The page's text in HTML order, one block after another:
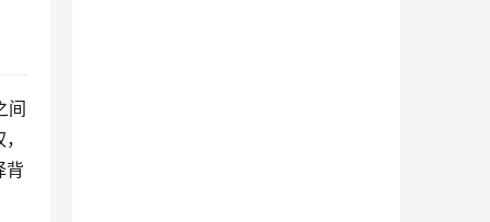
间
背